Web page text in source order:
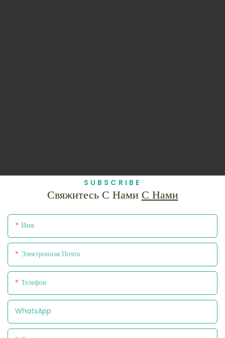
SUBSCRIBE
Свяжитесь С Нами С Нами
Имя
Электронная Почта
Телефон
WhatsApp